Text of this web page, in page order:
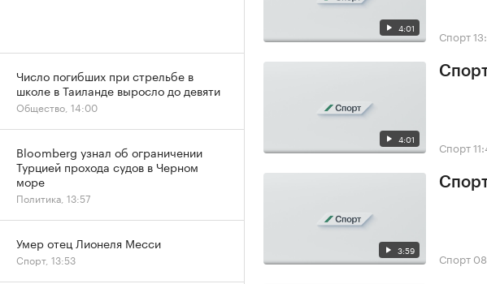
4:01 Спорт
4:01 Спорт
3:59 Спорт
Число погибших при стрельбе в
школе в Таиланде выросло до девяти
Общество, 14:00
Bloomberg узнал об ограничении
Турцией прохода судов в Черном
море
Политика, 13:57
Умер отец Лионеля Месси
Спорт, 13:53